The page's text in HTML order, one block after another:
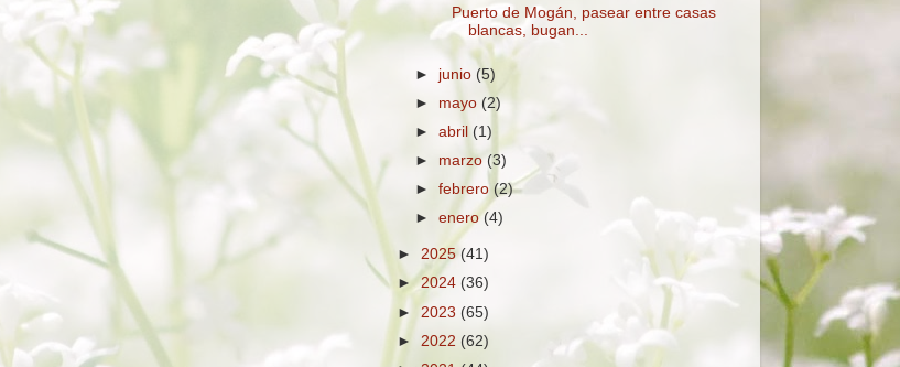
Puerto de Mogán, pasear entre casas
blancas, bugan...
► junio (5)
► mayo (2)
►abril(1)
► marzo (3)
►febrero(2)
►enero(4)
► 2025 (41)
►2024 (36)
► 2023 (65)
► 2022 (62)